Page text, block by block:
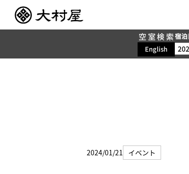
空室検索
English
宿泊
2024/01/21 イベント